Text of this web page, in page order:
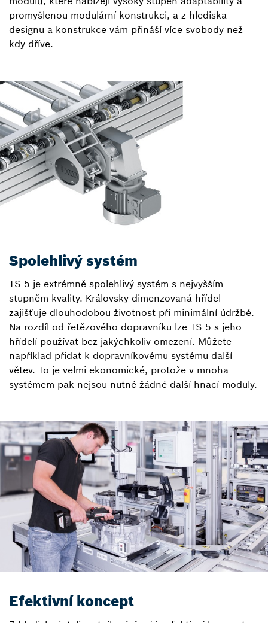
promyšlenou modulární konstrukci, a z hlediska
designu a konstrukce vám přináší více svobody než
kdy dříve.
Spolehlivý systém
TS 5 je extrémně spolehlivý systém s nejvyšším
stupněm kvality. Královsky dimenzovaná hřídel
zajišťuje dlouhodobou životnost při minimální údržbě.
Na rozdíl od řetězového dopravníku lze TS 5 s jeho
hřídelí používat bez jakýchkoliv omezení. Můžete
například přidat k dopravníkovému systému další
větev. To je velmi ekonomické, protože v mnoha
systémem pak nejsou nutné žádné další hnací moduly.
Efektivní koncept